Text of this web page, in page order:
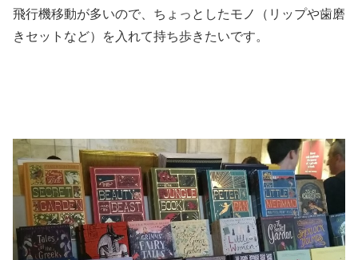
飛行機移動が多いので、ちょっとしたモノ（リップや歯磨
きセットなど）を入れて持ち歩きたいです。